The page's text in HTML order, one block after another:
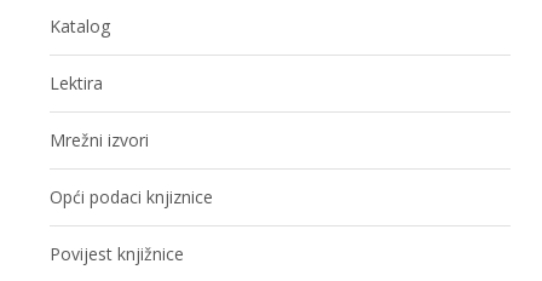
Katalog
Lektira
Mrežni izvori
Opći podaci knjiznice
Povijest knjižnice